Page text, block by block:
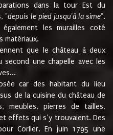
dans la tour Est du
"depuis le pied jusqu'à la sime".
les murailles coté
matériaux.
que le château à deux
second une chapelle avec les
car des habitant du lieu
de la cuisine du château de
meubles, pierres de tailles,
effets qui s’y trouvaient. Des
Corlier. En juin 1795 une